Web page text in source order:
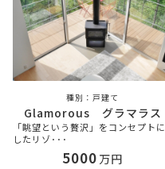
戸建て
Glamorous グラマラス
「眺望という贅沢」をコンセプトに
したリゾ･･･
5000 万円